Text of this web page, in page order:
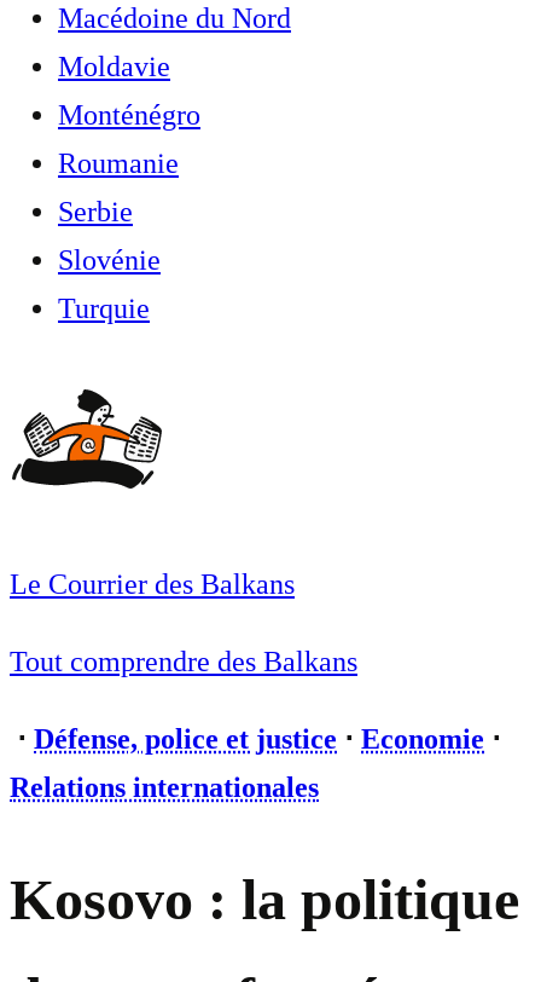
Macédoine du Nord
Moldavie
Monténégro
Roumanie
Serbie
Slovénie
Turquie
Le Courrier des Balkans
Tout comprendre des Balkans
⋅ Défense, police et justice ⋅ Economie ⋅
Relations internationales
Kosovo : la politique